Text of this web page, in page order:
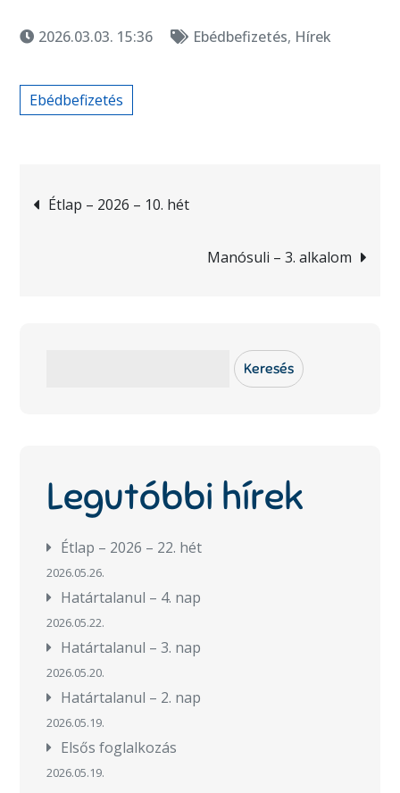
2026.03.03. 15:36 Ebédbefizetés, Hírek
Ebédbefizetés
Bejegyzés
Étlap – 2026 – 10. hét
Manósuli – 3. alkalom
Keresés
Legutóbbi hírek
Étlap – 2026 – 22. hét
2026.05.26.
Határtalanul – 4. nap
2026.05.22.
Határtalanul – 3. nap
2026.05.20.
Határtalanul – 2. nap
2026.05.19.
Elsős foglalkozás
2026.05.19.